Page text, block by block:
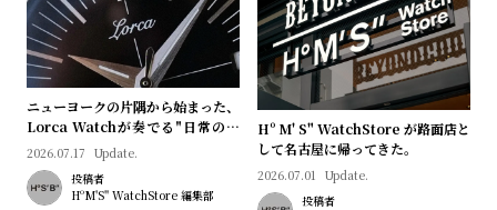
ニューヨークの片隅から始まった、
Lorca Watchが奏でる"日常のロ
マン"｜Brand Picks #08
2026.07.17 Update.
投稿者
HºM'S" WatchStore 編集部
Hº M' S" WatchStore が路面店と
して名古屋に帰ってきた。
2026.07.01 Update.
投稿者